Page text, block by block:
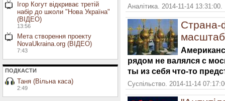
Ігор Когут відкриває третій
набір до школи "Нова Україна"
(ВІДЕО)
13:56
Мета створення проекту
NovaUkraina.org (ВІДЕО)
7:43
ПОДКАСТИ
Таня (Вільна каса)
2:49
Аналітика. 2014-11-14
Страна-
рядом не валялся с
ты из себя что-то
Суспільство. 2014-11-14